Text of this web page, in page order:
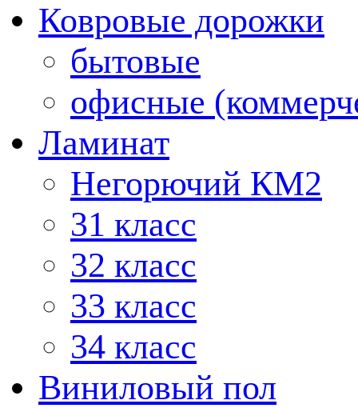
Ковровые дорожки
бытовые
офисные
Ламинат
Негорючий КМ2
31 класс
32 класс
33 класс
34 класс
Виниловый пол